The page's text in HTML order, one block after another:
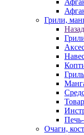
Грили,
Назад
Очаги,